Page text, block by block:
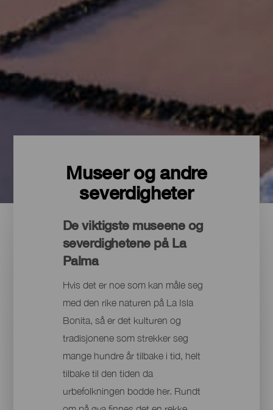
Museer og andre
severdigheter
De viktigste museene og
severdighetene på La
Palma
Hvis det er noe som kan måle seg
med den rike naturen på La Isla
Bonita, så er det kulturen og
tradisjonene som strekker seg
mange hundre år tilbake i tid, helt
tilbake til den tiden da
urbefolkningen bodde her. Rundt